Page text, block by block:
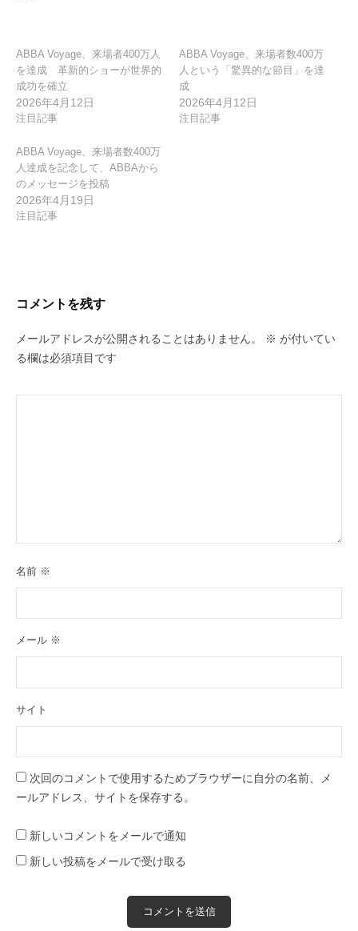
ン
ABBA Voyage、来場者400万人
を達成 革新的ショーが世界的
成功を確立
2026年4月12日
注目記事
ABBA Voyage、来場者数400万
人という「驚異的な節目」を達
成
2026年4月12日
注目記事
ABBA Voyage、来場者数400万
人達成を記念して、ABBAから
のメッセージを投稿
2026年4月19日
注目記事
コメントを残す
メールアドレスが公開されることはありません。 ※ が付いてい
る欄は必須項目です
名前 ※
メール ※
サイト
次回のコメントで使用するためブラウザーに自分の名前、メ
ールアドレス、サイトを保存する。
新しいコメントをメールで通知
新しい投稿をメールで受け取る